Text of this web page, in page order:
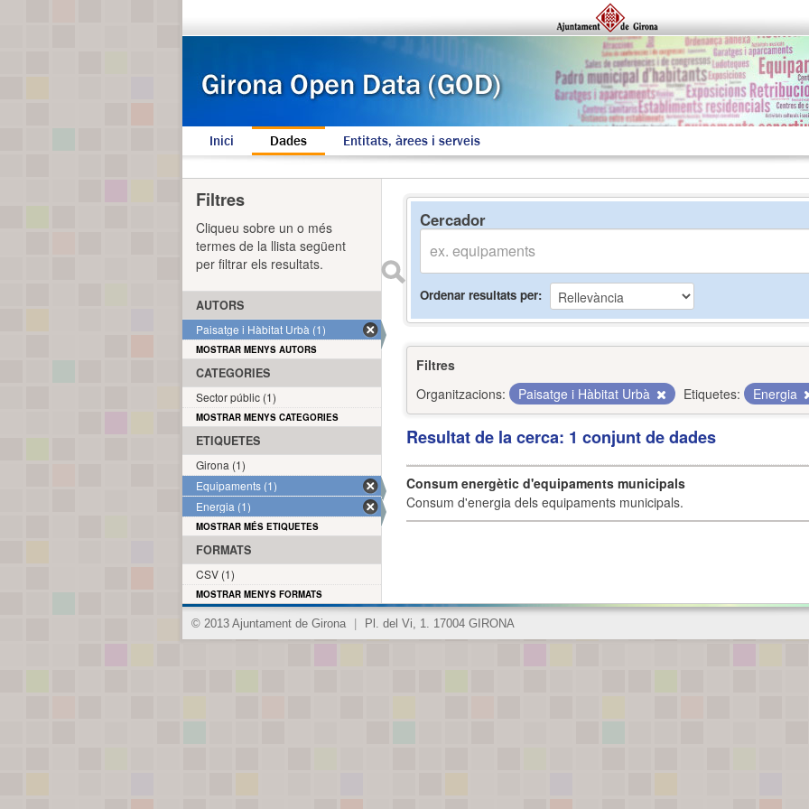
Inici Dades Entitats, àrees i serveis
Cercador
Ordenar resultats per
Filtres
Organitzacions:
Paisatge i Hàbitat Urbà Etiquetes: Energia
Resultat de la cerca: 1 conjunt de dades
Consum energètic d'equipaments municipals
Consum d'energia dels equipaments municipals.
Filtres
Cliqueu sobre un o més
termes de la llista següent
per filtrar els resultats.
AUTORS
Paisatge i Hàbitat Urbà (1)
MOSTRAR MENYS AUTORS
CATEGORIES
Sector públic (1)
MOSTRAR MENYS CATEGORIES
ETIQUETES
Girona (1)
Equipaments (1)
Energia (1)
MOSTRAR MÉS ETIQUETES
FORMATS
CSV (1)
MOSTRAR MENYS FORMATS
© 2013 Ajuntament de Girona Pl. del Vi, 1. 17004 GIRONA